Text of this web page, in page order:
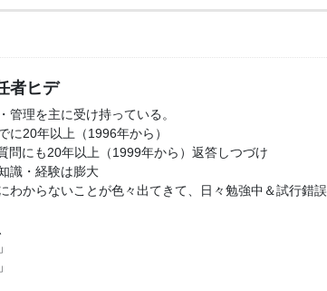
者ヒデ
管理を主に受け持っている。
に20年以上（1996年から）
問にも20年以上（1999年から）返答しつづけ
識・経験は膨大
わからないことが色々出てきて、日々勉強中＆試行錯誤
」
」